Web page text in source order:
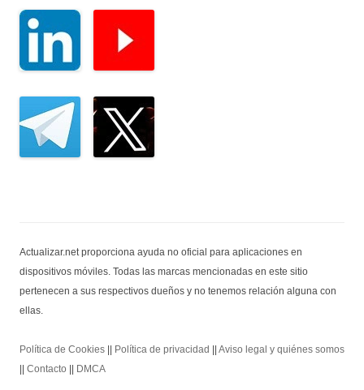
Actualizar.net proporciona ayuda no oficial para aplicaciones en
dispositivos móviles. Todas las marcas mencionadas en este sitio
pertenecen a sus respectivos dueños y no tenemos relación alguna con
ellas.
Política de Cookies Política de privacidad
Aviso legal y quiénes somos
Contacto DMCA